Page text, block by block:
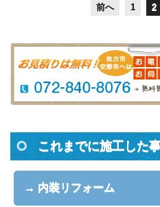
前へ 1 2
これまでに施工した
→ 内装リフォーム